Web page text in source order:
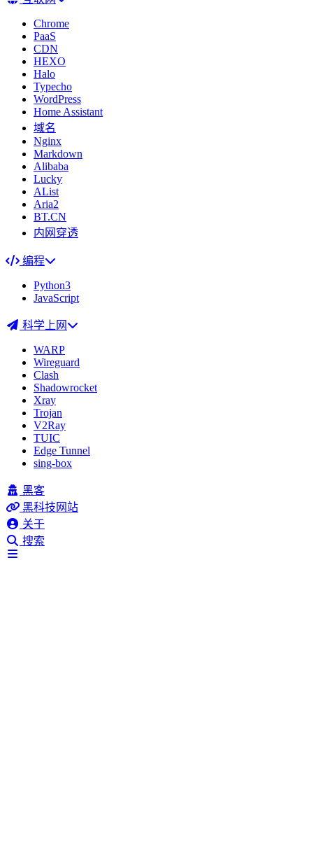
Chrome
PaaS
CDN
HEXO
Halo
Typecho
WordPress
Home Assistant
域名
Nginx
Markdown
Alibaba
Lucky
AList
Aria2
BT.CN
内网穿透
编程
Python3
JavaScript
科学上网
WARP
Wireguard
Clash
Shadowrocket
Xray
Trojan
V2Ray
TUIC
Edge Tunnel
sing-box
黑客
黑科技网站
关于
搜索